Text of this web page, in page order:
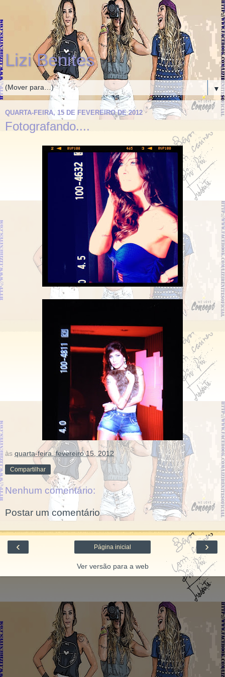
Lizi Benites
▼
QUARTA-FEIRA, 15 DE FEVEREIRO DE 2012
Fotografando....
às quarta-feira, fevereiro 15, 2012
Compartilhar
Nenhum comentário:
Postar um comentário
‹ ›
Página inicial
Ver versão para a web